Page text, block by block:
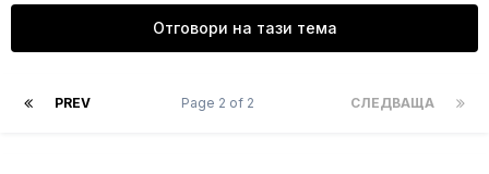
Отговори на тази тема
PREV СЛЕДВАЩА
Page 2 of 2